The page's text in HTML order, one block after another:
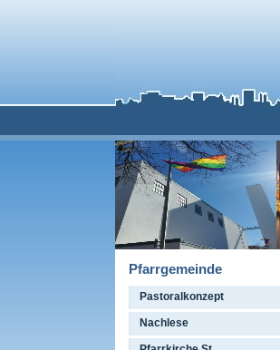
Pfarrgemeinde
Pastoralkonzept
Nachlese